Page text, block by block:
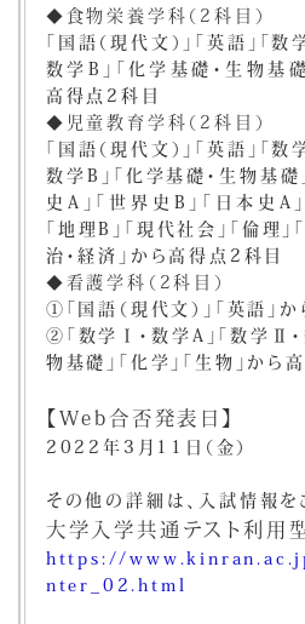
◆食物栄養学科（2科目）
「国語（現代文）」「英語」「
数学B」「化学基礎・生物基礎
高得点2科目
◆児童教育学科（2科目）
「国語（現代文）」「英語」「
数学B」「化学基礎・生物基礎
史A」「世界史B」「日本史A
「地理B」「現代社会」「倫理」
治・経済」から高得点2科目
◆看護学科（2科目）
①「国語（現代文）」「英語」
②「数学Ⅰ・数学A」「数学Ⅱ・
物基礎」「化学」「生物」から
【Web合否発表日】
2022年3月11日（金）
その他の詳細は、入試情報を
大学入学共通テスト利
https://
nter_02.html